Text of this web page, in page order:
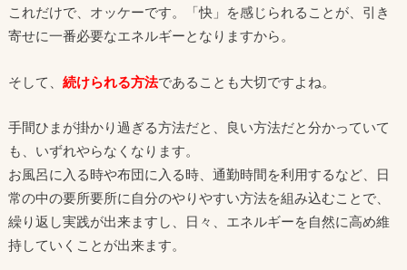
これだけで、オッケーです。「快」を感じられることが、引き
寄せに一番必要なエネルギーとなりますから。
そして、 続けられる方法であることも大切ですよね。
手間ひまが掛かり過ぎる方法だと、良い方法だと分かっていて
も、いずれやらなくなります。
お風呂に入る時や布団に入る時、通勤時間を利用するなど、日
常の中の要所要所に自分のやりやすい方法を組み込むことで、
繰り返し実践が出来ますし、日々、エネルギーを自然に高め維
持していくことが出来ます。